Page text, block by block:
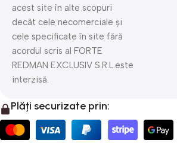
acest site în alte scopuri
decât cele necomerciale și
cele specificate în site fără
acordul scris al FORTE
REDMAN EXCLUSIV S.R.L.este
interzisă.
Plăți securizate prin: